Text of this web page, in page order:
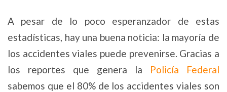
A pesar de lo poco esperanzador de estas
estadísticas, hay una buena noticia: la mayoría de
los accidentes viales puede prevenirse. Gracias a
los reportes que genera la Policía Federal
sabemos que el 80% de los accidentes viales son